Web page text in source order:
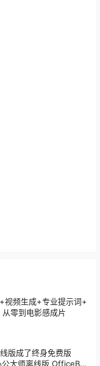
视频生成+专业提示词+
零到电影感成片
版成了终身免费版
大师离线版 OfficeBo